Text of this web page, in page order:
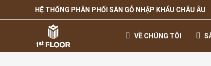
HỆ THỐNG PHÂN PHỐI SÀN GỖ NHẬP KHẨU CHÂU ÂU
VỀ CHÚNG TÔI